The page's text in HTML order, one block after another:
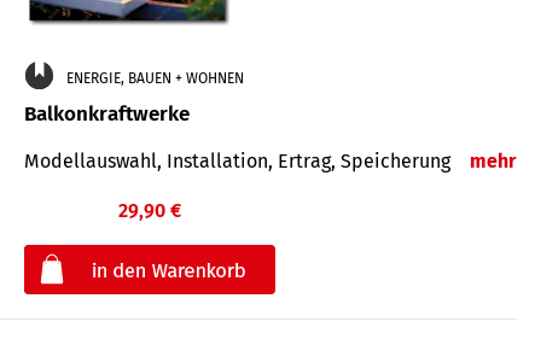
ENERGIE, BAUEN + WOHNEN
Balkonkraftwerke
Modellauswahl, Installation, Ertrag, Speicherung mehr
29,90 €